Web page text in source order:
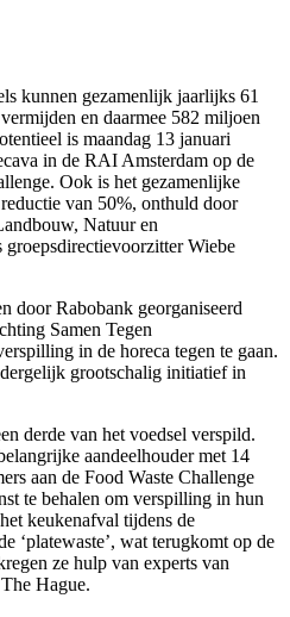
kunnen gezamenlijk jaarlijks 61
en daarmee 582 miljoen
is maandag 13 januari
in de RAI Amsterdam op de
Ook is het gezamenlijke
van 50%, onthuld door
Natuur en
Wiebe
door Rabobank georganiseerd
Samen Tegen
in de horeca tegen te gaan.
grootschalig initiatief in
derde van het voedsel verspild.
aandeelhouder met 14
aan de Food Waste Challenge
te behalen om verspilling in hun
keukenafval tijdens de
‘platewaste’, wat terugkomt op de
ze hulp van experts van
Hague.